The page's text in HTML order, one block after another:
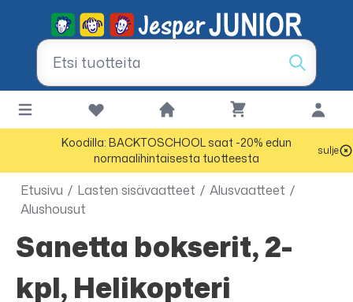
Koodilla: BACKTOSCHOOL saat -20% edun
normaalihintaisesta tuotteesta
sulje
Etusivu / Lasten sisävaatteet / Alusvaatteet /
Alushousut
Sanetta bokserit, 2-
kpl, Helikopteri